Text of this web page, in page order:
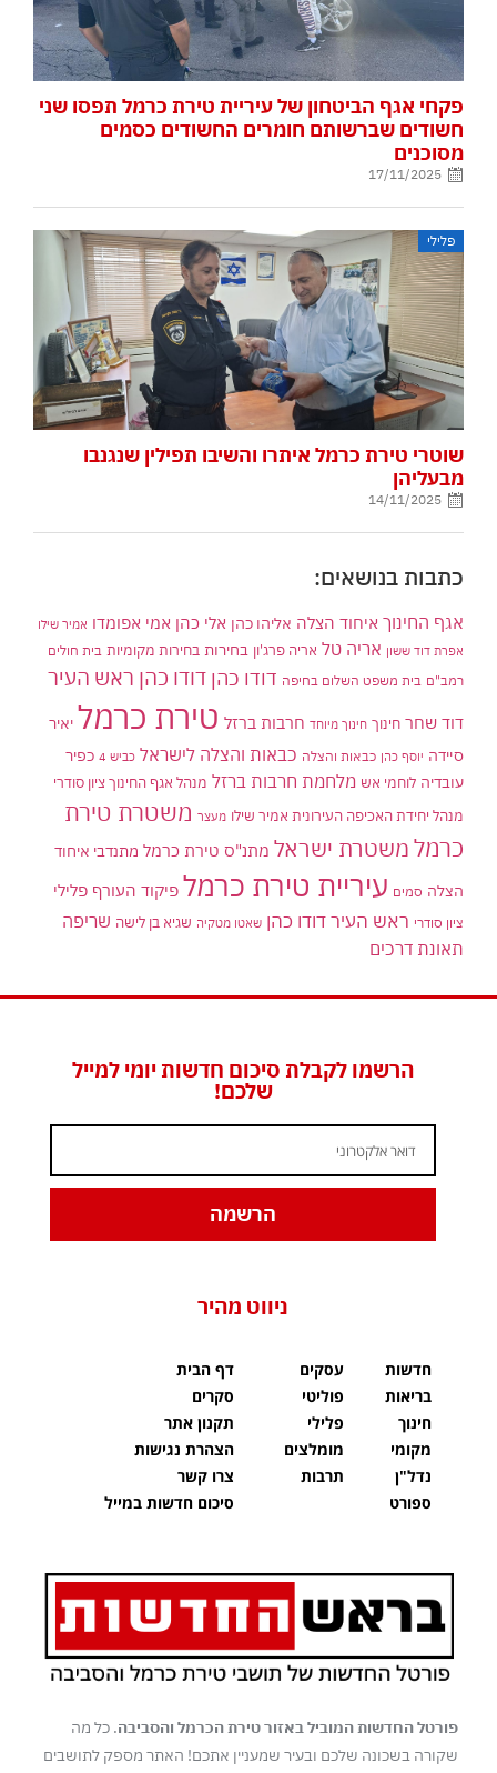
פקחי אגף הביטחון של עיריית טירת כרמל תפסו שני
חשודים שברשותם חומרים החשודים כסמים
מסוכנים
17/11/2025
פלילי
שוטרי טירת כרמל איתרו והשיבו תפילין שנגנבו
מבעליהן
14/11/2025
כתבות בנושאים:
אגף החינוך איחוד הצלה אליהו כהן אלי כהן אמי אפומדו אמיר שילו
אפרת דוד ששון אריה טל אריה פרג'ון בחירות בחירות מקומיות בית חולים
רמב"ם בית משפט השלום בחיפה דודו כהן דודו כהן ראש העיר
דוד שחר חינוך חינוך מיוחד חרבות ברזל טירת כרמל יאיר
סיידה יוסף כהן כבאות והצלה כבאות והצלה לישראל כביש 4
כפיר
עובדיה לוחמי אש מלחמת חרבות ברזל מנהל אגף החינוך ציון סודרי
מנהל יחידת האכיפה העירונית אמיר שילו מעצר משטרת טירת
כרמלמשטרת ישראל מתנ"ס טירת כרמל מתנדבי איחוד
הצלה סמים עיריית טירת כרמל פיקוד העורף פלילי
ציון סודרי ראש העיר דודו כהן שאטו מטקיה שגיא בן לישה שריפה
תאונת דרכים
הרשמו לקבלת סיכום חדשות יומי למייל
שלכם!
הרשמה
ניווט מהיר
חדשות
בריאות
חינוך
מקומי
נדל"ן
ספורט
עסקים
פוליטי
פלילי
מומלצים
תרבות
דף הבית
סקרים
תקנון אתר
הצהרת נגישות
צרו קשר
סיכום חדשות במייל
פורטל החדשות המוביל באזור טירת הכרמל והסביבה. כל מה
שקורה בשכונה שלכם ובעיר שמעניין אתכם! האתר מספק לתושבים